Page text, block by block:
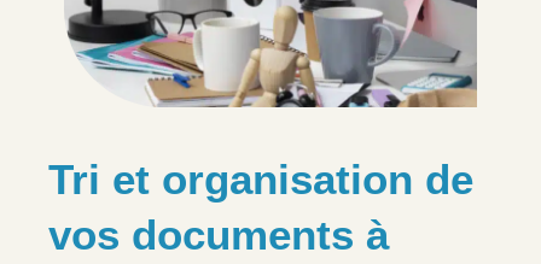
Tri et organisation de
vos documents à